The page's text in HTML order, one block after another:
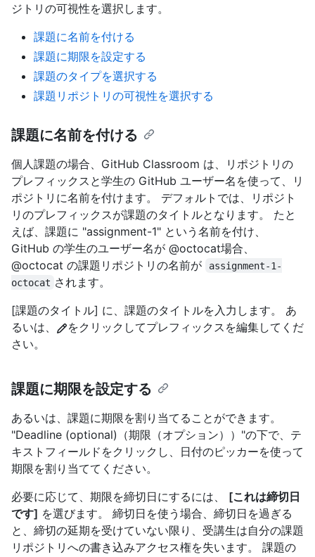
ジトリの可視性を選択します。
課題に名前を付ける
課題に期限を設定する
課題のタイプを選択する
課題リポジトリの可視性を選択する
課題に名前を付ける
個人課題の場合、GitHub Classroom は、リポジトリの
プレフィックスと学生の GitHub ユーザー名を使って、リ
ポジトリに名前を付けます。 デフォルトでは、リポジト
リのプレフィックスが課題のタイトルとなります。 たと
えば、課題に "assignment-1" という名前を付け、
GitHub の学生のユーザー名が @octocat場合、
@octocat の課題リポジトリの名前が
assignment-1-
octocat されます。
[課題のタイトル] に、課題のタイトルを入力します。 あ
るいは、
をクリックしてプレフィックスを編集してくだ
さい。
課題に期限を設定する
あるいは、課題に期限を割り当てることができます。
"Deadline (optional)（期限（オプション））"の下で、テ
キストフィールドをクリックし、日付のピッカーを使って
期限を割り当ててください。
必要に応じて、期限を締切日にするには、 [これは締切日
です] を選びます。 締切日を使う場合、締切日を過ぎる
と、締切の延期を受けていない限り、受講生は自分の課題
リポジトリへの書き込みアクセス権を失います。 課題の